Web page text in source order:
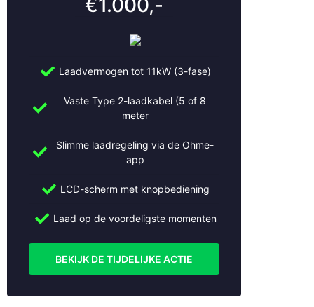
€1.000,-
Laadvermogen tot 11kW (3-fase)
Vaste Type 2-laadkabel (5 of 8
meter
Slimme laadregeling via de Ohme-
app
LCD-scherm met knopbediening
Laad op de voordeligste momenten
BEKIJK DE TIJDELIJKE ACTIE